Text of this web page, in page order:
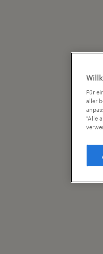
Für
aller
"Alle